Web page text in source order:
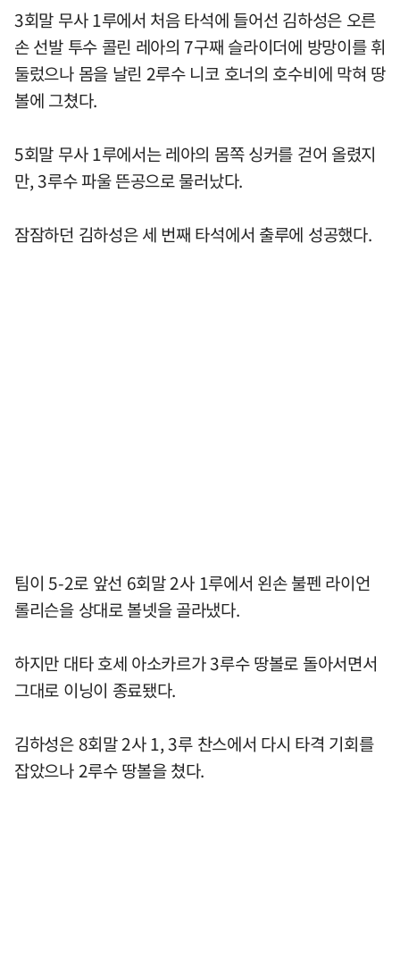
3회말 무사 1루에서 처음 타석에 들어선 김하성은 오른
손 선발 투수 콜린 레아의 7구째 슬라이더에 방망이를 휘
둘렀으나 몸을 날린 2루수 니코 호너의 호수비에 막혀 땅
볼에 그쳤다.
5회말 무사 1루에서는 레아의 몸쪽 싱커를 걷어 올렸지
만, 3루수 파울 뜬공으로 물러났다.
잠잠하던 김하성은 세 번째 타석에서 출루에 성공했다.
팀이 5-2로 앞선 6회말 2사 1루에서 왼손 불펜 라이언
롤리슨을 상대로 볼넷을 골라냈다.
하지만 대타 호세 아소카르가 3루수 땅볼로 돌아서면서
그대로 이닝이 종료됐다.
김하성은 8회말 2사 1, 3루 찬스에서 다시 타격 기회를
잡았으나 2루수 땅볼을 쳤다.